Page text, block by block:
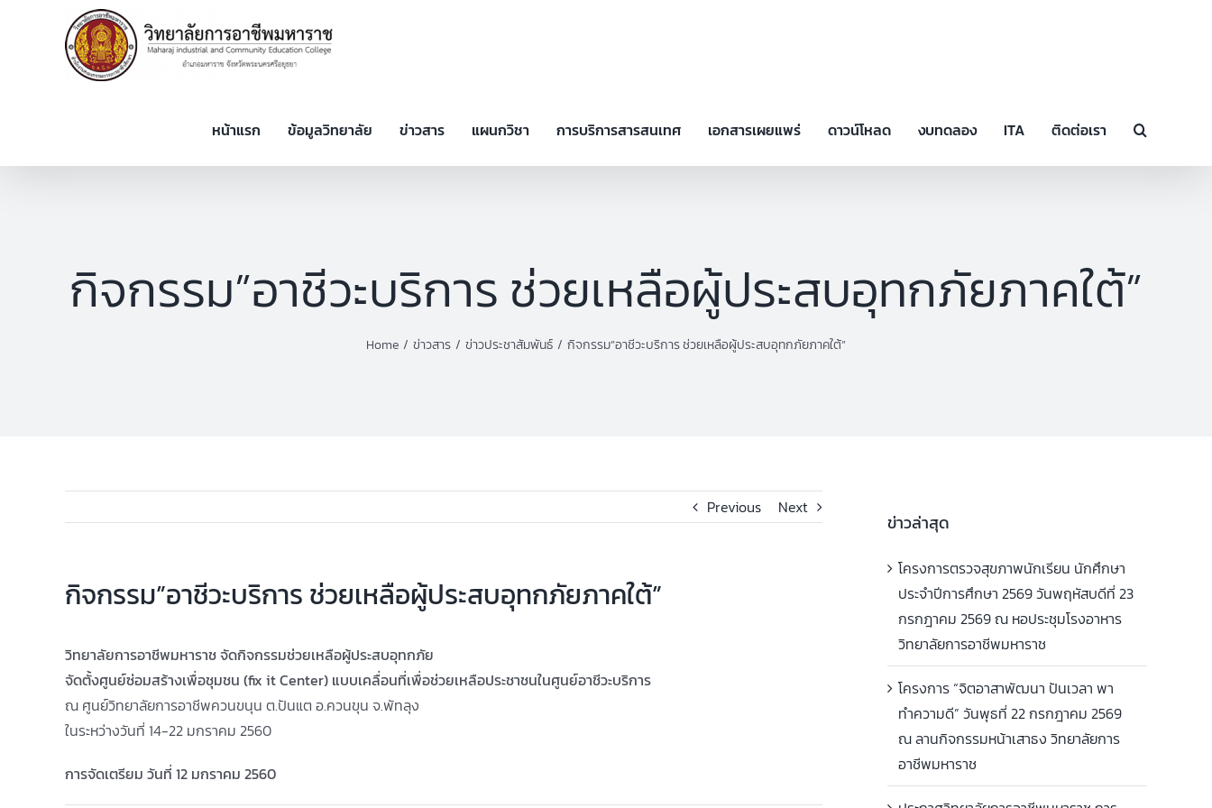
หน้าแรก ข้อมูลวิทยาลัย ข่าวสาร แผนกวิชา การบริการสารสนเทศ เอกสารเผยแพร่ ดาวน์โหลด งบทดลอง ITA ติดต่อเรา
กิจกรรม”อาชีวะบริการ ช่วยเหลือผู้ประสบอุทกภัยภาคใต้”
Home ข่าวสาร ข่าวประชาสัมพันธ์ กิจกรรม”อาชีวะบริการ ช่วยเหลือผู้ประสบอุทกภัยภาคใต้”
Previous Next
กิจกรรม”อาชีวะบริการ ช่วยเหลือผู้ประสบอุทกภัยภาคใต้”
วิทยาลัยการอาชีพมหาราช จัดกิจกรรมช่วยเหลือผู้ประสบอุทกภัย
จัดตั้งศูนย์ซ่อมสร้างเพื่อชุมชน (fix it Center) แบบเคลื่อนที่เพื่อช่วยเหลือประชาชนในศูนย์อาชีวะบริการ
ณ ศูนย์วิทยาลัยการอาชีพควนขนุน ต.ปันแต อ.ควนขุน จ.พัทลุง
ในระหว่างวันที่ 14-22 มกราคม 2560
การจัดเตรียม วันที่ 12 มกราคม 2560
ข่าวล่าสุด
โครงการตรวจสุขภาพนักเรียน นักศึกษา
ประจำปีการศึกษา 2569 วันพฤหัสบดีที่ 23
กรกฎาคม 2569 ณ หอประชุมโรงอาหาร
วิทยาลัยการอาชีพมหาราช
โครงการ “จิตอาสาพัฒนา ปันเวลา พา
ทำความดี” วันพุธที่ 22 กรกฎาคม 2569
ณ ลานกิจกรรมหน้าเสาธง วิทยาลัยการ
อาชีพมหาราช